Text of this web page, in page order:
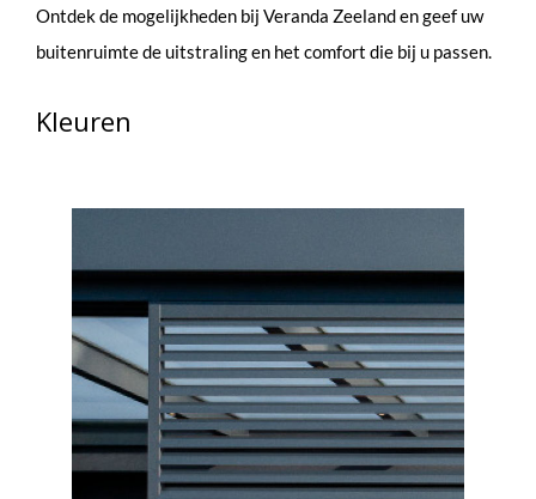
Ontdek de mogelijkheden bij Veranda Zeeland en geef uw
buitenruimte de uitstraling en het comfort die bij u passen.
Kleuren